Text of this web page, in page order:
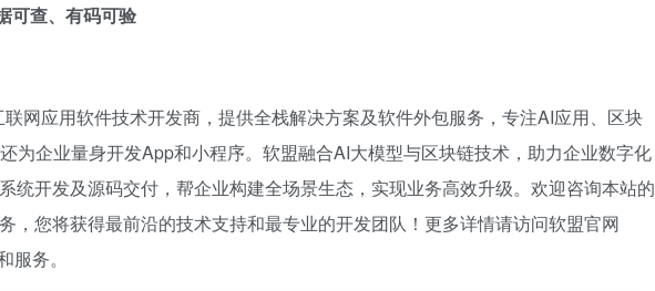
可查、有码可验
网应用软件技术开发商，提供全栈解决方案及软件外包服务，专注AI应用、区块
为企业量身开发App和小程序。软盟融合AI大模型与区块链技术，助力企业数字化
统开发及源码交付，帮企业构建全场景生态，实现业务高效升级。欢迎咨询本站的
，您将获得最前沿的技术支持和最专业的开发团队！更多详情请访问软盟官网
务。